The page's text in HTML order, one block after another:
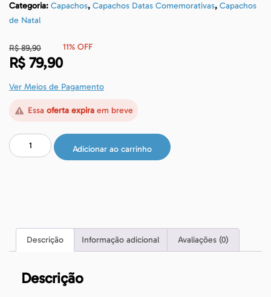
Categoria: Capachos, Capachos Datas Comemorativas, Capachos
de Natal
R$89,90
R$ 79,90
11% OFF
Ver Meios de Pagamento
Essa oferta expiraem breve
Adicionar ao carrinho
Descrição Informação adicional Avaliações (0)
Descrição